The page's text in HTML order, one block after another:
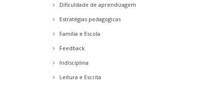
Dificuldade de aprendizagem
Estratégias pedagógicas
Família e Escola
Feedback
Indisciplina
Leitura e Escrita